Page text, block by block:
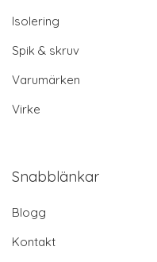
Isolering
Spik & skruv
Varumärken
Virke
Snabblänkar
Blogg
Kontakt